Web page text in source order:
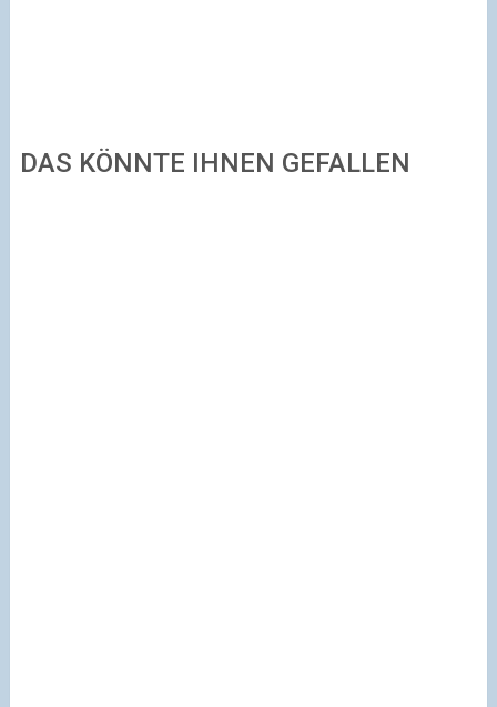
DAS KÖNNTE IHNEN GEFALLEN